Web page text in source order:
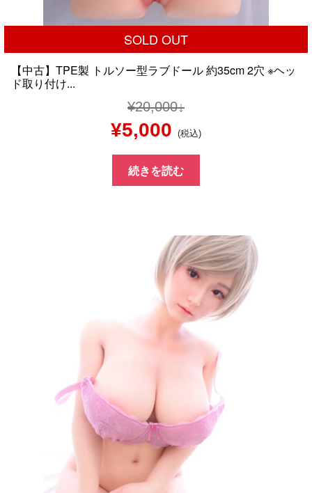
SOLD OUT
【中古】TPE製 トルソー型ラブドール 約35cm 2穴 ※ヘッ
ド取り付け...
¥20,000
元
の
価
¥20,000
¥5,000 現
在
の
格
は
¥5,000
で
す。
(税込)
続きを読む